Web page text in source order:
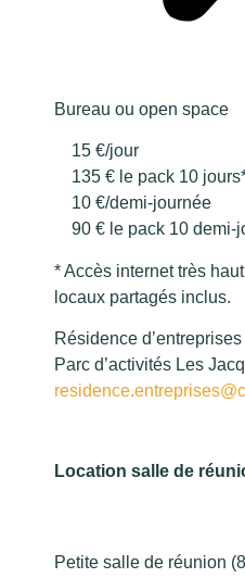
Bureau ou open space
15 €/jour
135 € le pack 10
10 €/demi-journée
90 € le pack 10 demi-
* Accès internet très
locaux partagés inclus.
Résidence d’entreprises
Parc d’activités Les
Location salle de
Petite salle de réunion